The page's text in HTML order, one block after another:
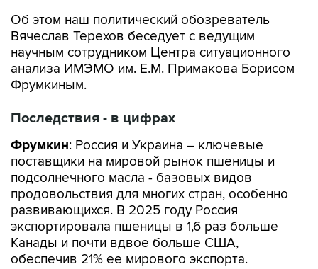
Об этом наш политический обозреватель
Вячеслав Терехов беседует с ведущим
научным сотрудником Центра ситуационного
анализа ИМЭМО им. Е.М. Примакова Борисом
Фрумкиным.
Последствия - в цифрах
Фрумкин: Россия и Украина – ключевые
поставщики на мировой рынок пшеницы и
подсолнечного масла - базовых видов
продовольствия для многих стран, особенно
развивающихся. В 2025 году Россия
экспортировала пшеницы в 1,6 раз больше
Канады и почти вдвое больше США,
обеспечив 21% ее мирового экспорта.